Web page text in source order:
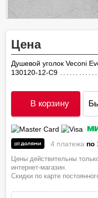
Цена
Душевой уголок Veconi
130120-12-C9
В корзину
4 платежа по
Цены действительны
интернет-магазин.
Скидки по карте